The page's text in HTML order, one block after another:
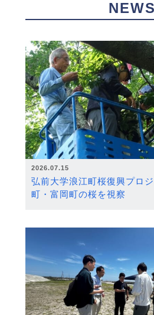
NEWS
2026.07.15
弘前大学浪江町桜復興プロ
町・富岡町の桜を視察